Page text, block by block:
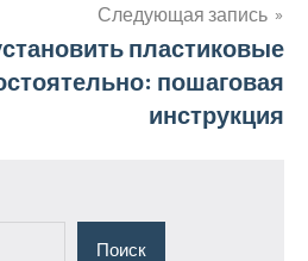
Следующая запись
пластиковые
пошаговая
инструкция
Поиск